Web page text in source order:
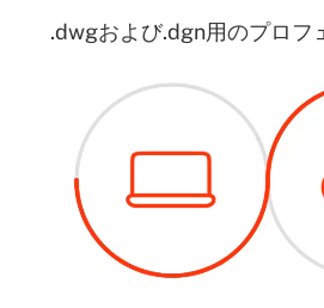
.dwgおよび.dgn用のプロフ